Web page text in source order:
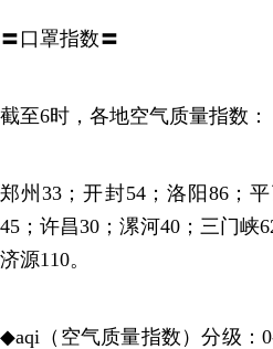
〓口罩指数〓
截至6时，各地空气质量指数：
郑州33；开封54；洛阳86；
45；许昌30；漯河40；三门峡
济源110。
◆aqi（空气质量指数）分级：